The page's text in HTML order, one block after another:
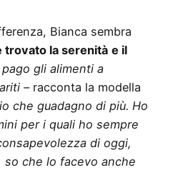
Bianca sembra
trovato la serenità e il
pago gli alimenti a
– racconta la modella
che guadagno di più. Ho
per i quali ho sempre
di oggi,
che lo facevo anche